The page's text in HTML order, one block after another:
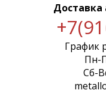
График
Пн-
Сб-